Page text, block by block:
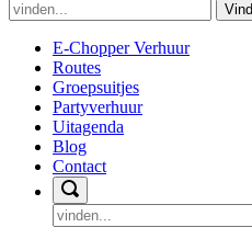
E-Chopper Verhuur
Routes
Groepsuitjes
Partyverhuur
Uitagenda
Blog
Contact